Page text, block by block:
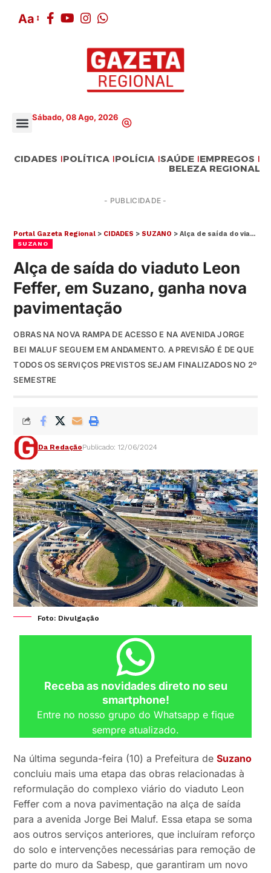
Aa
Sábado, 08 Ago, 2026
CIDADES POLÍTICA POLÍCIA SAÚDE EMPREGOS
BELEZA REGIONAL
- PUBLICIDADE -
Portal Gazeta Regional > CIDADES >SUZANO >Alça de saída do viaduto Leon Feffer, em Suzano, ganha nova pavimentação
SUZANO
Alça de saída do viaduto Leon
Feffer, em Suzano, ganha nova
pavimentação
OBRAS NA NOVA RAMPA DE ACESSO E NA AVENIDA JORGE
BEI MALUF SEGUEM EM ANDAMENTO. A PREVISÃO É DE QUE
TODOS OS SERVIÇOS PREVISTOS SEJAM FINALIZADOS NO 2º
SEMESTRE
Da RedaçãoPublicado: 12/06/2024
Foto: Divulgação
Receba as novidades direto no seu
smartphone!
Entre no nosso grupo do Whatsapp e fique
sempre atualizado.
Na última segunda-feira (10) a Prefeitura deSuzano
concluiu mais uma etapa das obras relacionadas à
reformulação do complexo viário do viaduto Leon
Feffer com a nova pavimentação na alça de saída
para a avenida Jorge Bei Maluf. Essa etapa se soma
aos outros serviços anteriores, que incluíram reforço
do solo e intervenções necessárias para remoção de
parte do muro da Sabesp, que garantiram um novo